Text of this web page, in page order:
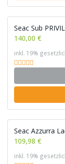
Seac Sub
140,00 €
inkl. 19%
Seac Azzurra
109,98 €
inkl. 19%